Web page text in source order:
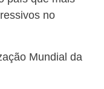
no
Mundial da